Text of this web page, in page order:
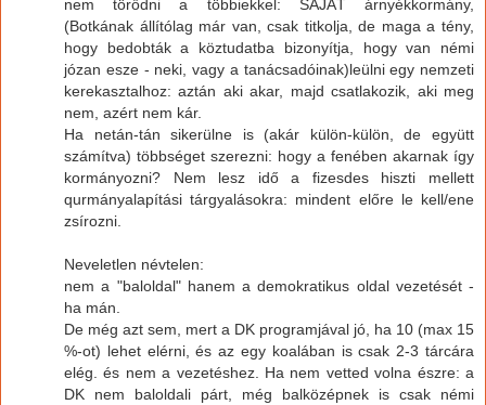
nem törődni a többiekkel: SAJÁT árnyékkormány,
(Botkának állítólag már van, csak titkolja, de maga a tény,
hogy bedobták a köztudatba bizonyítja, hogy van némi
józan esze - neki, vagy a tanácsadóinak)leülni egy nemzeti
kerekasztalhoz: aztán aki akar, majd csatlakozik, aki meg
nem, azért nem kár.
Ha netán-tán sikerülne is (akár külön-külön, de együtt
számítva) többséget szerezni: hogy a fenében akarnak így
kormányozni? Nem lesz idő a fizesdes hiszti mellett
qurmányalapítási tárgyalásokra: mindent előre le kell/ene
zsírozni.
Neveletlen névtelen:
nem a "baloldal" hanem a demokratikus oldal vezetését -
ha mán.
De még azt sem, mert a DK programjával jó, ha 10 (max 15
%-ot) lehet elérni, és az egy koalában is csak 2-3 tárcára
elég. és nem a vezetéshez. Ha nem vetted volna észre: a
DK nem baloldali párt, még balközépnek is csak némi